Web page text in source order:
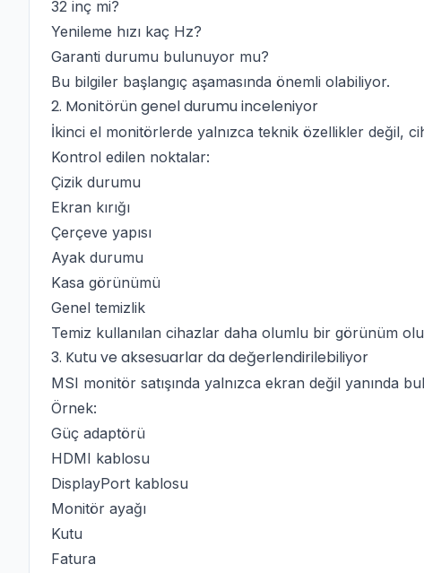
32 inç mi?
Yenileme hızı kaç Hz?
Garanti durumu bulunuyor mu?
Bu bilgiler başlangıç aşamasında önemli olabiliyor.
2. Monitörün genel durumu inceleniyor
İkinci el monitörlerde yalnızca teknik özellikler değil,
Kontrol edilen noktalar:
Çizik durumu
Ekran kırığı
Çerçeve yapısı
Ayak durumu
Kasa görünümü
Genel temizlik
Temiz kullanılan cihazlar daha olumlu bir görünüm
3. Kutu ve aksesuarlar da değerlendirilebiliyor
MSI monitör satışında yalnızca ekran değil yanında
Örnek:
Güç adaptörü
HDMI kablosu
DisplayPort kablosu
Monitör ayağı
Kutu
Fatura